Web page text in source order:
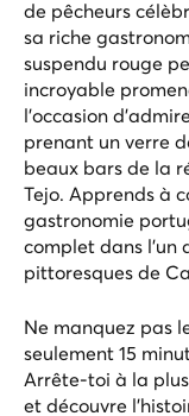
de pêcheurs
sa riche
suspendu rouge
incroyable
l'occasion
prenant un verre
beaux bars de la
Tejo. Apprends à
gastronomie
complet dans l'un
pittoresques de
Ne manquez pas
seulement 15
Arrête-toi à la
et découvre